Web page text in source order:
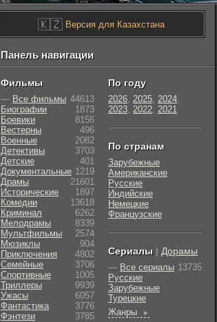
🇰🇿Версия для Казахстана
Панель навигации
Фильмы
— Все фильмы 44613
Биографии
1873
Боевики
8156
Вестерны
496
Военные
2082
Детективы
3703
Детские
401
Документальные 1219
Драмы
21601
Исторические
1897
Комедии
13618
Криминал
6262
Мелодрамы
8339
Мультфильмы
2574
Мюзиклы
904
Приключения
4802
Семейные
3706
Cпортивные
1005
Триллеры
9939
Ужасы
6057
Фантастика
3776
Фэнтези
3785
По году
2026, 2025, 2024,
2023, 2022, 2021
По странам
Зарубежные
Американские
Русские
Индийские
Немецкие
Французские
Сериалы | Дорамы
— Все сериалы 13735
Русские
Зарубежные
Турецкие
Жанры
►